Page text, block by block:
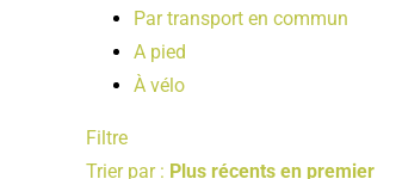
Par transport en commun
A pied
À vélo
Filtre
Trier par : Plus récents en premier